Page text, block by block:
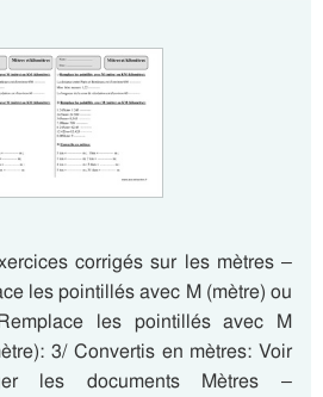
corrigés sur les mètres –
les pointillés avec M (mètre) ou
les pointillés avec M
3/ Convertis en mètres: Voir
les documents Mètres –